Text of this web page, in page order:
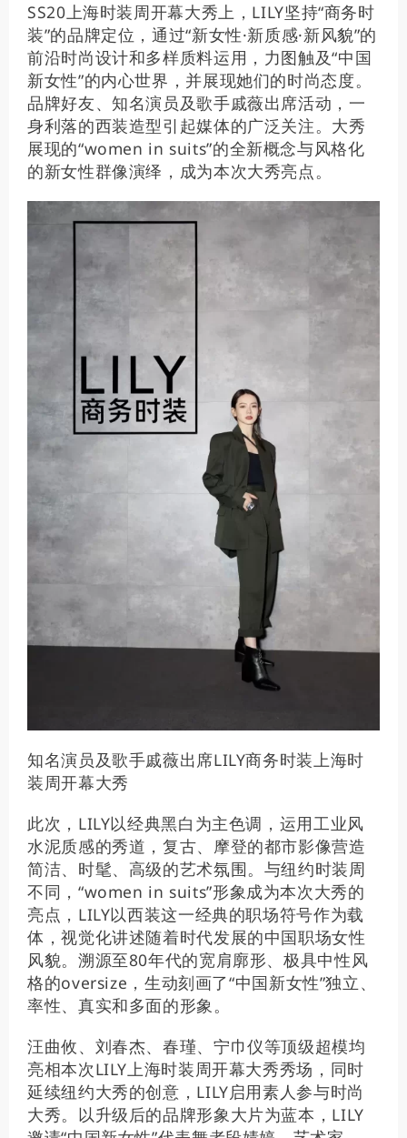
SS20上海时装周开幕大秀上，LILY坚持“商务时
装”的品牌定位，通过“新女性·新质感·新风貌”的
前沿时尚设计和多样质料运用，力图触及“中国
新女性”的内心世界，并展现她们的时尚态度。
品牌好友、知名演员及歌手戚薇出席活动，一
身利落的西装造型引起媒体的广泛关注。大秀
展现的“women in suits”的全新概念与风格化
的新女性群像演绎，成为本次大秀亮点。
知名演员及歌手戚薇出席LILY商务时装上海时
装周开幕大秀
此次，LILY以经典黑白为主色调，运用工业风
水泥质感的秀道，复古、摩登的都市影像营造
简洁、时髦、高级的艺术氛围。与纽约时装周
不同，“women in suits”形象成为本次大秀的
亮点，LILY以西装这一经典的职场符号作为载
体，视觉化讲述随着时代发展的中国职场女性
风貌。溯源至80年代的宽肩廓形、极具中性风
格的oversize，生动刻画了“中国新女性”独立、
率性、真实和多面的形象。
汪曲攸、刘春杰、春瑾、宁巾仪等顶级超模均
亮相本次LILY上海时装周开幕大秀秀场，同时
延续纽约大秀的创意，LILY启用素人参与时尚
大秀。以升级后的品牌形象大片为蓝本，LILY